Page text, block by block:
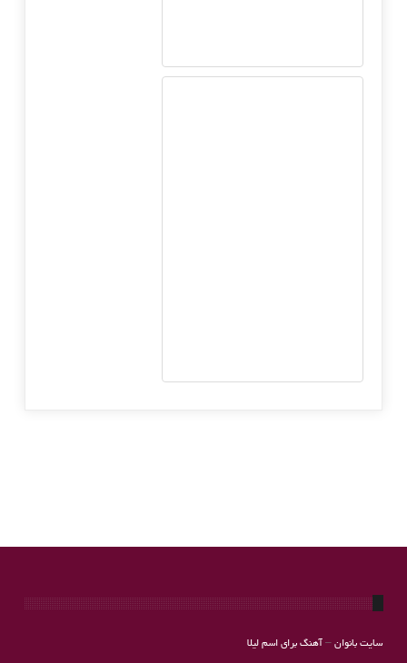
سایت بانوان– آهنگ برای اسم لیلا